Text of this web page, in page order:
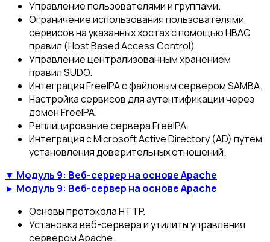
Управление пользователями и группами.
Ограничение использования пользователями
сервисов на указанных хостах с помощью HBAC
правил (Host Based Access Control).
Управление централизованным хранением
правил SUDO.
Интеграция FreeIPA c файловым сервером SAMBA.
Настройка сервисов для аутентификации через
домен FreeIPA.
Реплицирование сервера FreeIPA.
Интеграция с Microsoft Active Directory (AD) путем
установления доверительных отношений.
▼ Модуль 9: Веб-сервер на основе Apache
► Модуль 9: Веб-сервер на основе Apache
Основы протокола HTTP.
Установка веб-сервера и утилиты управления
сервером Apache.